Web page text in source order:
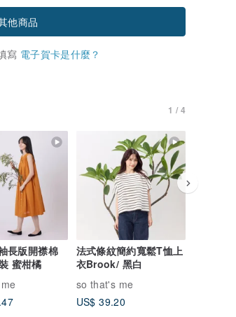
他商品
寫 電子賀卡是什麼？
1 / 4
長版開襟棉
蜜柑橘
法式條紋簡約寬鬆T恤上
衣Brook/ 黑白
so that's me
US$ 39.20